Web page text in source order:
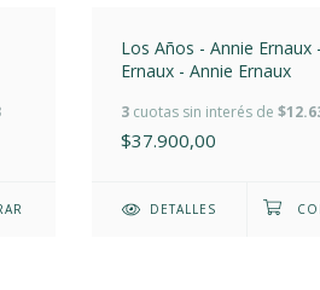
Los Años - Annie Ernaux -
Ernaux - Annie Ernaux
3 cuotas sin interés de
$37.900,00
DETALLES